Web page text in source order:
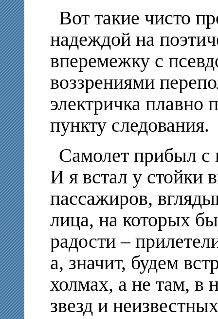
Вот такие чисто
надеждой на
вперемежку с
воззрениями
электричка плавно
пункту следования.
Самолет прибыл с
И я встал у стойки
пассажиров,
лица, на которых
радости –
а, значит, будем
холмах, а не там, в
звезд и